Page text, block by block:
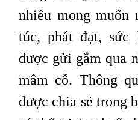
nhiều mong muốn
túc, phát đạt, sức
được gửi gắm qua
mâm cỗ. Thông
được chia sẻ trong